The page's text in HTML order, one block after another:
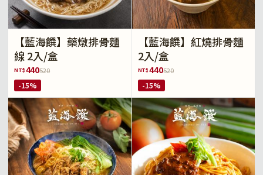
【藍海饌】藥燉排骨麵
線 2入/盒
NT$440520
-15%
【藍海饌】紅燒排骨麵
2入/盒
NT$440520
-15%